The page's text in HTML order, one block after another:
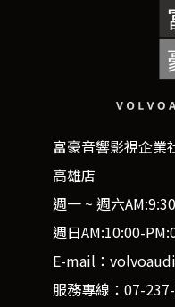
富豪音響影視企業
高雄店
週一 ~ 週六
週日AM:10:00-
E-mail：
服務專線：07-